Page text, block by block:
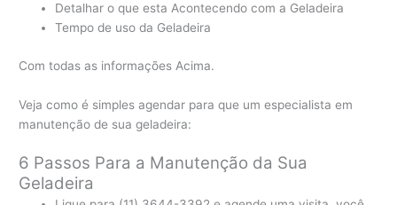
Detalhar o que esta Acontecendo com a Geladeira
Tempo de uso da Geladeira
Com todas as informações Acima.
Veja como é simples agendar para que um especialista em
manutenção de sua geladeira:
6 Passos Para a Manutenção da Sua
Geladeira